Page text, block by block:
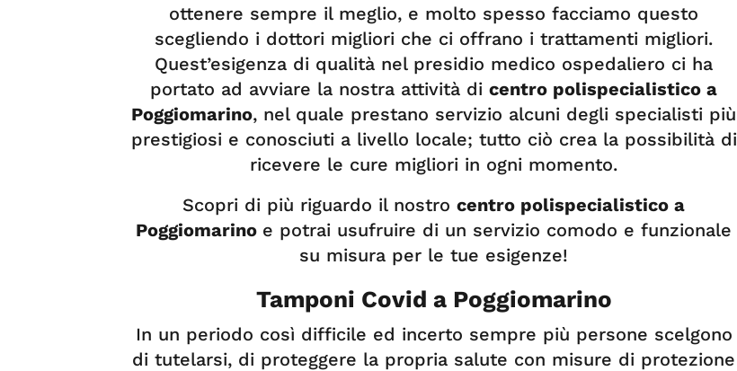
ottenere sempre il meglio, e molto spesso facciamo questo
scegliendo i dottori migliori che ci offrano i trattamenti migliori.
Quest’esigenza di qualità nel presidio medico ospedaliero ci ha
portato ad avviare la nostra attività dicentro polispecialistico a
Poggiomarino, nel quale prestano servizio alcuni degli specialisti più
prestigiosi e conosciuti a livello locale; tutto ciò crea la possibilità di
ricevere le cure migliori in ogni momento.
Scopri di più riguardo il nostrocentro polispecialistico a
Poggiomarino e potrai usufruire di un servizio comodo e funzionale
su misura per le tue esigenze!
Tamponi Covid a Poggiomarino
In un periodo così difficile ed incerto sempre più persone scelgono
di tutelarsi, di proteggere la propria salute con misure di protezione